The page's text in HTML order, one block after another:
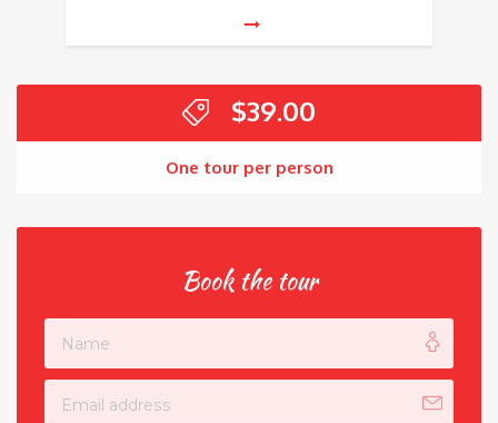
$39.00
One tour per person
Book the tour